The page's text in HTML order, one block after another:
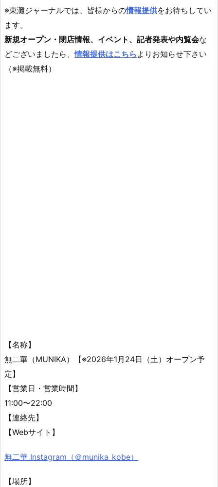
※東灘ジャーナルでは、皆様からの情報提供をお待ちしてい
ます。
新規オープン・閉店情報、イベント、記者発表や内覧会な
どございましたら、情報提供はこちら よりお知らせ下さい
（※掲載無料）
【名称】
無二華（MUNIKA）【※2026年1月24日（土）オープン予
定】
【営業日・営業時間】
11:00〜22:00
【連絡先】
【Webサイト】
無二華 Instagram（＠munika_kobe）
【場所】